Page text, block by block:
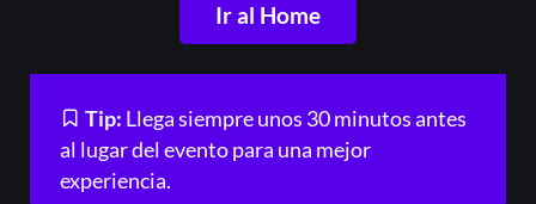
Ir al Home
Tip: Llega siempre unos 30 minutos antes
al lugar del evento para una mejor
experiencia.
Acceder
¿Olvidaste la contraseña?
Registrarse